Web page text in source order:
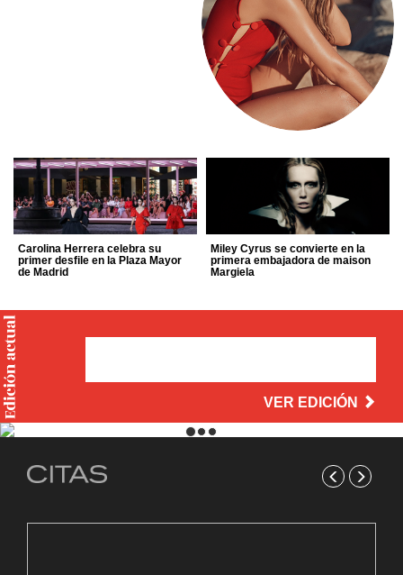
Carolina Herrera celebra su
primer desfile en la Plaza Mayor
de Madrid
Miley Cyrus se convierte en la
primera embajadora de maison
Margiela
VER EDICIÓN